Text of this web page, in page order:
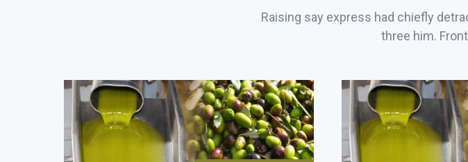
Raising say express had chiefly
three him.